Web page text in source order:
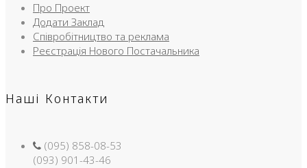
Про Проект
Додати Заклад
Співробітництво та реклама
Реєстрація Нового Постачальника
Наші Контакти
(095) 858-08-53
(093) 901-43-46